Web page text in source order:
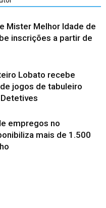
Mister Melhor Idade de
inscrições a partir de
Lobato recebe
jogos de tabuleiro
empregos no
mais de 1.500